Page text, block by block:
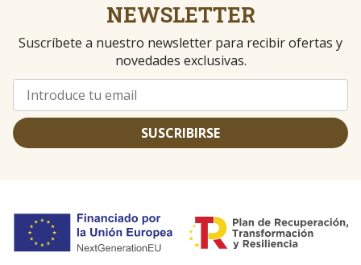
NEWSLETTER
Suscríbete a nuestro newsletter para recibir ofertas y
novedades exclusivas.
SUSCRIBIRSE